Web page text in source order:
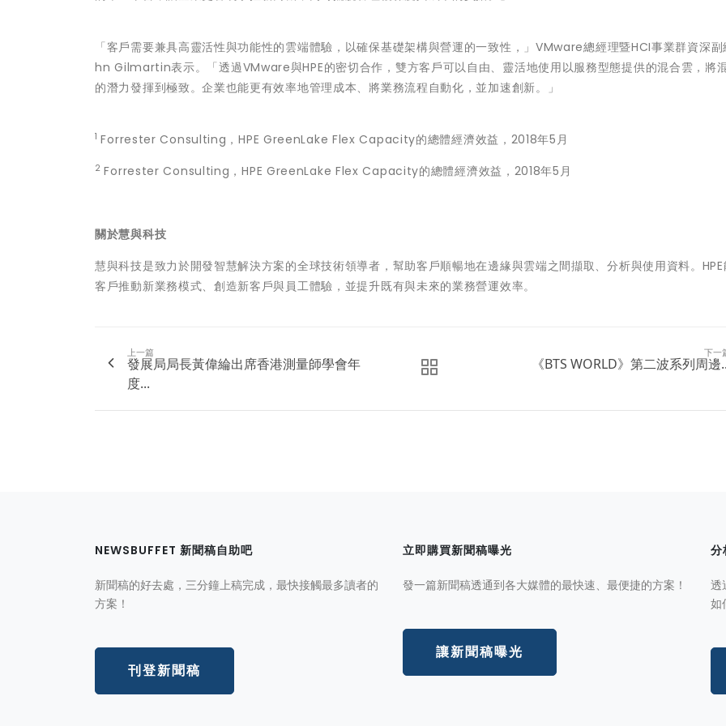
「客戶需要兼具高靈活性與功能性的雲端體驗，以確保基礎架構與營運的一致性，」VMware總經理暨HCI事業群資深
hn Gilmartin表示。「透過VMware與HPE的密切合作，雙方客戶可以自由、靈活地使用以服務型態提供的混合雲，將
的潛力發揮到極致。企業也能更有效率地管理成本、將業務流程自動化，並加速創新。」
1Forrester Consulting，HPE GreenLake Flex Capacity的總體經濟效益，2018年5月
2Forrester Consulting，HPE GreenLake Flex Capacity的總體經濟效益，2018年5月
關於慧與科技
慧與科技是致力於開發智慧解決方案的全球技術領導者，幫助客戶順暢地在邊緣與雲端之間擷取、分析與使用資料。HPE
客戶推動新業務模式、創造新客戶與員工體驗，並提升既有與未來的業務營運效率。
上一篇
發展局局長黃偉綸出席香港測量師學會年
度...
下一
《BTS WORLD》第二波系列周邊
NEWSBUFFET 新聞稿自助吧
新聞稿的好去處，三分鐘上稿完成，最快接觸最多讀者的
方案！
刊登新聞稿
立即購買新聞稿曝光
發一篇新聞稿透通到各大媒體的最快速、最便捷的方案！
讓新聞稿曝光
分
透
如